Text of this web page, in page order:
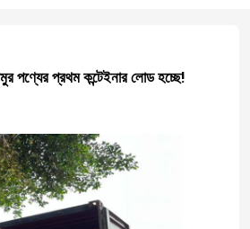
পণ্যের প্রথম কন্টেইনার লোড হচ্ছে!